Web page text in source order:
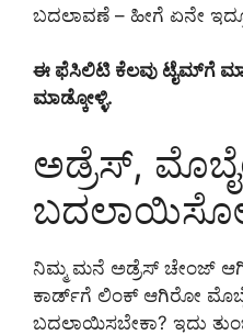
ಬದಲಾವಣೆ – ಹೀಗೆ ಏನೇ
ಈ ಫೆಸಿಲಿಟಿ ಕೆಲವು ಟೈಮ್‌ಗೆ
ಮಾಡ್ಕೋಳ್ಳಿ.
ಅಡ್ರೆಸ್,
ನಿಮ್ಮ ಮನೆ ಅಡ್ರೆಸ್ ಚೇಂಜ್
ಕಾರ್ಡ್‌ಗೆ ಲಿಂಕ್ ಆಗಿರೋ
ಬದಲಾಯಿಸಬೇಕಾ? ಇದು